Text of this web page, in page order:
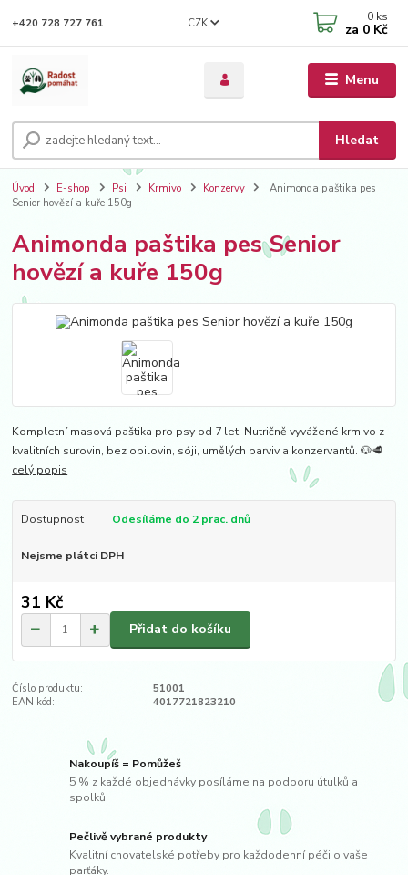
Menu
CZK
Hledat
+420 728 727 761 0 ks
za 0 Kč
Úvod E-shop Psi Krmivo Konzervy
Animonda paštika pes
Senior hovězí a kuře 150g
Animonda paštika pes Senior
hovězí a kuře 150g
Kompletní masová paštika pro psy od 7 let. Nutričně vyvážené krmivo z
kvalitních surovin, bez obilovin, sóji, umělých barviv a konzervantů. 🐶🥩
celý popis
Dostupnost Odesíláme do 2 prac. dnů
Nejsme plátci DPH
31 Kč
Přidat do košíku
Číslo produktu:
51001
EAN kód:
4017721823210
Nakoupíš = Pomůžeš
5 % z každé objednávky posíláme na podporu útulků a
spolků.
Pečlivě vybrané produkty
Kvalitní chovatelské potřeby pro každodenní péči o vaše
parťáky.